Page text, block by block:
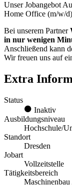
Unser Jobangebot
Home Office (m/w/
Bei unserem Partner
in nur wenigen
Anschließend kann
Wir freuen uns auf
Extra
Status
Inaktiv
Ausbildungsniveau
Hochschule/
Standort
Dresden
Jobart
Vollzeitstelle
Tätigkeitsbereich